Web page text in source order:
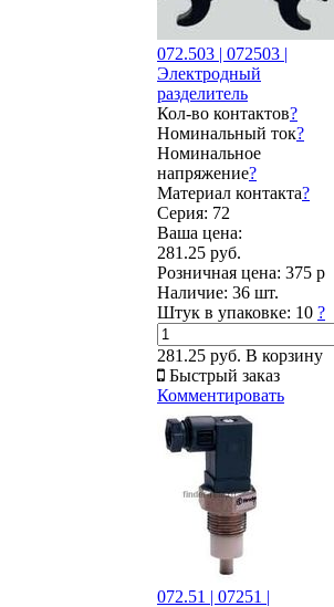
072.503 | 072503 |
Электродный
разделитель
Кол-во контактов?
Номинальный ток?
Номинальное
напряжение?
Материал контакта?
Серия: 72
Ваша цена:
281.25 руб.
Розничная цена: 375 р
Наличие: 36 шт.
Штук в упаковке: 10 ?
281.25 руб. В корзину
Быстрый заказ
Комментировать
072.51 | 07251 |